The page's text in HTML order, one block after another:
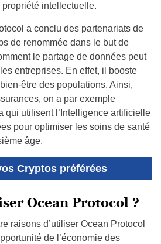
intellectuelle.
a conclu des partenariats de
de renommée dans le but de
le partage de données peut
entreprises. En effet, il booste
être des populations. Ainsi,
on a par exemple
qui utilisent l’Intelligence artificielle
pour optimiser les soins de santé
âge.
Cryptos préférées
Ocean Protocol ?
raisons d’utiliser Ocean Protocol
de l’économie des